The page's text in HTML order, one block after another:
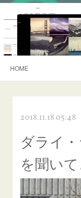
HOME
2018.11.18 05:48
ダライ
を聞い